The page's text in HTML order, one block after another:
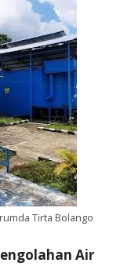
Tirta Bolango
Air